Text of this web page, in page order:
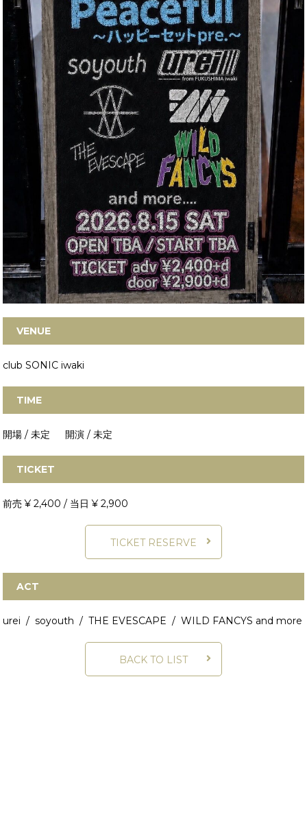
VENUE
club SONIC iwaki
TIME
開場 / 未定 開演 / 未定
TICKET
前売 ¥ 2,400 / 当日 ¥ 2,900
TICKET RESERVE
ACT
urei / soyouth / THE EVESCAPE / WILD FANCYS and more
BACK TO LIST